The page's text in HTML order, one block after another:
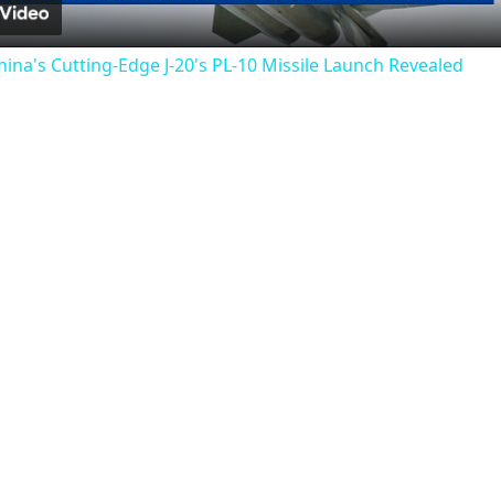
Cutting-Edge J-20's PL-10 Missile Launch Revealed